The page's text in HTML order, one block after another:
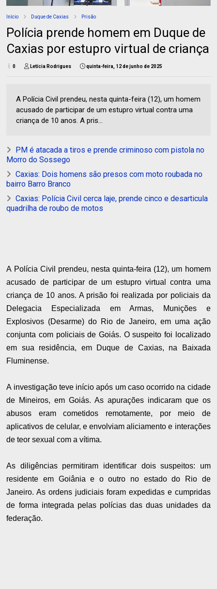
Início Duque de Caxias Prisão
Polícia prende homem em Duque de
Caxias por estupro virtual de criança
0 Letícia Rodrigues quinta-feira, 12 de junho de 2025
A Polícia Civil prendeu, nesta quinta-feira (12), um homem
acusado de participar de um estupro virtual contra uma
criança de 10 anos. A pris...
PM é atacada a tiros e prende criminoso com pistola no
Morro do Sossego
Caxias: Dois homens são presos com moto roubada no
bairro Barro Branco
Caxias: Polícia Civil cerca laje, prende cinco e desarticula
quadrilha de roubo de motos
A Polícia Civil prendeu, nesta quinta-feira (12), um homem
acusado de participar de um estupro virtual contra uma
criança de 10 anos. A prisão foi realizada por policiais da
Delegacia Especializada em Armas, Munições e
Explosivos (Desarme) do Rio de Janeiro, em uma ação
conjunta com policiais de Goiás. O suspeito foi localizado
em sua residência, em Duque de Caxias, na Baixada
Fluminense.
A investigação teve início após um caso ocorrido na cidade
de Mineiros, em Goiás. As apurações indicaram que os
abusos eram cometidos remotamente, por meio de
aplicativos de celular, e envolviam aliciamento e interações
de teor sexual com a vítima.
As diligências permitiram identificar dois suspeitos: um
residente em Goiânia e o outro no estado do Rio de
Janeiro. As ordens judiciais foram expedidas e cumpridas
de forma integrada pelas polícias das duas unidades da
federação.